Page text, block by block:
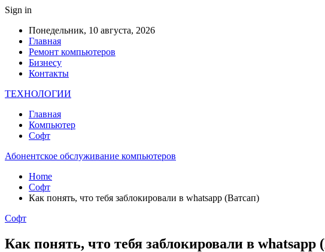
Sign in
Понедельник, 10 августа, 2026
Главная
Ремонт компьютеров
Бизнесу
Контакты
ТЕХНОЛОГИИ
Главная
Компьютер
Софт
Абонентское обслуживание компьютеров
Home
Софт
Как понять, что тебя заблокировали в whatsapp (Ватсап)
Софт
Как понять, что тебя заблокировали в whatsapp